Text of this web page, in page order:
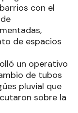
con el
de espacios
un operativo
de tubos
pluvial que
sobre la